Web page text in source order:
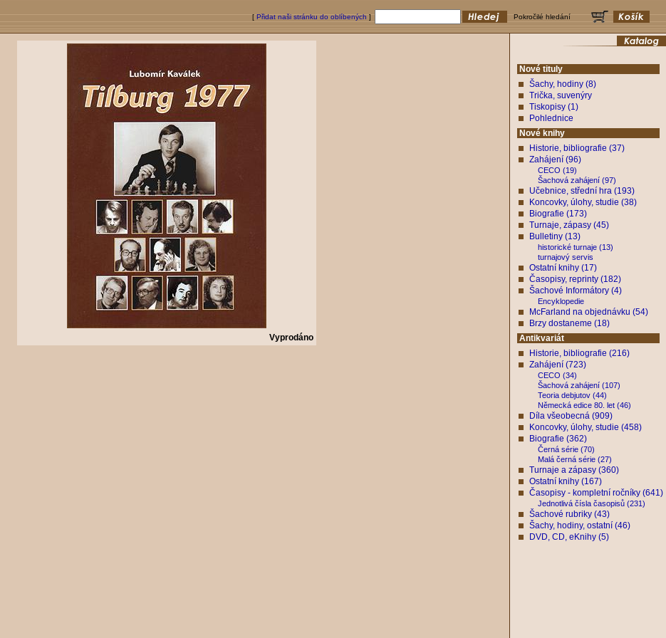
[ Přidat naši stránku do oblíbených ] Pokročilé hledání
Vyprodáno
Nové tituly
Šachy, hodiny (8)
Trička, suvenýry
Tiskopisy (1)
Pohlednice
Nové knihy
Historie, bibliografie (37)
Zahájení (96)
CECO (19)
Šachová zahájení (97)
Učebnice, střední hra (193)
Koncovky, úlohy, studie (38)
Biografie (173)
Turnaje, zápasy (45)
Bulletiny (13)
historické turnaje (13)
turnajový servis
Ostatní knihy (17)
Časopisy, reprinty (182)
Šachové Informátory (4)
Encyklopedie
McFarland na objednávku (54)
Brzy dostaneme (18)
Antikvariát
Historie, bibliografie (216)
Zahájení (723)
CECO (34)
Šachová zahájení (107)
Teoria debjutov (44)
Německá edice 80. let (46)
Díla všeobecná (909)
Koncovky, úlohy, studie (458)
Biografie (362)
Černá série (70)
Malá černá série (27)
Turnaje a zápasy (360)
Ostatní knihy (167)
Časopisy - kompletní ročníky (641)
Jednotlivá čísla časopisů (231)
Šachové rubriky (43)
Šachy, hodiny, ostatní (46)
DVD, CD, eKnihy (5)